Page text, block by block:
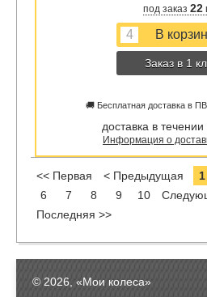
под заказ 22
Заказ в 1
🚚 Бесплатная доставка в
доставка в течении
Информация о
<< Первая < Предыдущая 1
6
7 8 9 10
Последняя >>
© 2026, «Мои колеса»